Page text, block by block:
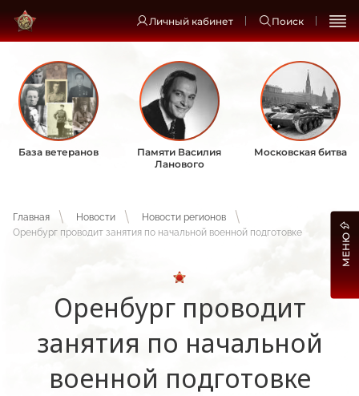
Личный кабинет Поиск
База ветеранов
Памяти Василия
Ланового
Московская битва
Главная Новости
Новости регионов
Оренбург проводит занятия по начальной военной подготовке
Оренбург проводит
занятия по начальной
военной подготовке
МЕНЮ